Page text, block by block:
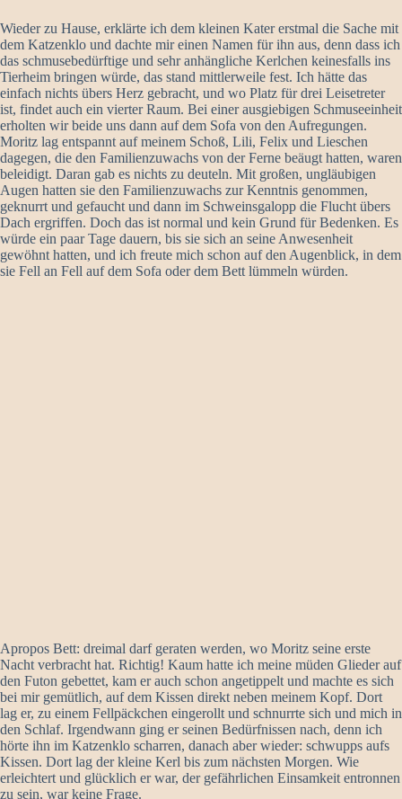
Wieder zu Hause, erklärte ich dem kleinen Kater erstmal die Sache mit
dem Katzenklo und dachte mir einen Namen für ihn aus, denn dass ich
das schmusebedürftige und sehr anhängliche Kerlchen keinesfalls ins
Tierheim bringen würde, das stand mittlerweile fest. Ich hätte das
einfach nichts übers Herz gebracht, und wo Platz für drei Leisetreter
ist, findet auch ein vierter Raum. Bei einer ausgiebigen Schmuseeinheit
erholten wir beide uns dann auf dem Sofa von den Aufregungen.
Moritz lag entspannt auf meinem Schoß, Lili, Felix und Lieschen
dagegen, die den Familienzuwachs von der Ferne beäugt hatten, waren
beleidigt. Daran gab es nichts zu deuteln. Mit großen, ungläubigen
Augen hatten sie den Familienzuwachs zur Kenntnis genommen,
geknurrt und gefaucht und dann im Schweinsgalopp die Flucht übers
Dach ergriffen. Doch das ist normal und kein Grund für Bedenken. Es
würde ein paar Tage dauern, bis sie sich an seine Anwesenheit
gewöhnt hatten, und ich freute mich schon auf den Augenblick, in dem
sie Fell an Fell auf dem Sofa oder dem Bett lümmeln würden.
Apropos Bett: dreimal darf geraten werden, wo Moritz seine erste
Nacht verbracht hat. Richtig! Kaum hatte ich meine müden Glieder auf
den Futon gebettet, kam er auch schon angetippelt und machte es sich
bei mir gemütlich, auf dem Kissen direkt neben meinem Kopf. Dort
lag er, zu einem Fellpäckchen eingerollt und schnurrte sich und mich in
den Schlaf. Irgendwann ging er seinen Bedürfnissen nach, denn ich
hörte ihn im Katzenklo scharren, danach aber wieder: schwupps aufs
Kissen. Dort lag der kleine Kerl bis zum nächsten Morgen. Wie
erleichtert und glücklich er war, der gefährlichen Einsamkeit entronnen
zu sein, war keine Frage.